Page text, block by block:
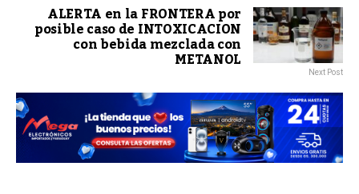
ALERTA en la FRONTERA por
posible caso de INTOXICACION
con bebida mezclada con
METANOL Next Post